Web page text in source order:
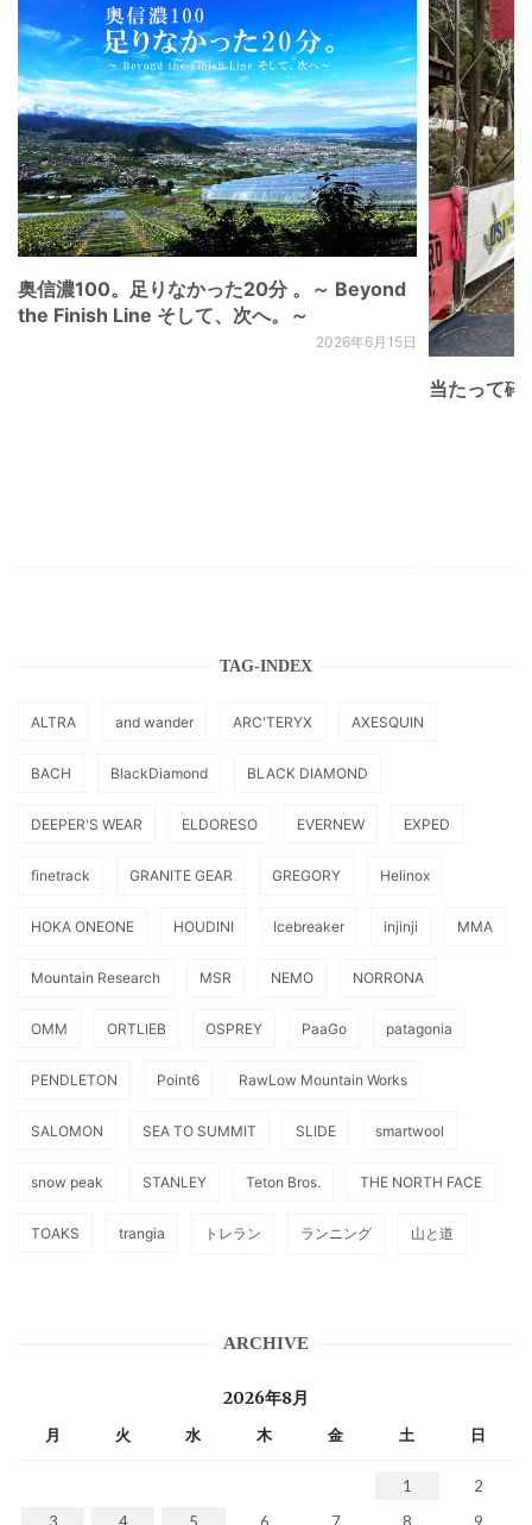
奥信濃100。足りなかった20分 。～ Beyond
the Finish Line そして、次へ。～
2026年6月15日
当たって砕
TAG-INDEX
ALTRA and wander ARC'TERYX AXESQUIN
BACH BlackDiamond BLACK DIAMOND
DEEPER'S WEAR ELDORESO EVERNEW EXPED
finetrack GRANITE GEAR GREGORY Helinox
HOKA ONEONE HOUDINI Icebreaker injinji MMA
Mountain Research MSR NEMO NORRONA
OMM ORTLIEB OSPREY PaaGo patagonia
PENDLETON Point6 RawLow Mountain Works
SALOMON SEA TO SUMMIT SLIDE smartwool
snow peak STANLEY Teton Bros. THE NORTH FACE
TOAKS trangia トレラン ランニング 山と道
ARCHIVE
2026年8月
月 火 水 木 金 土 日
1
2
3
4 5 6 7 8 9